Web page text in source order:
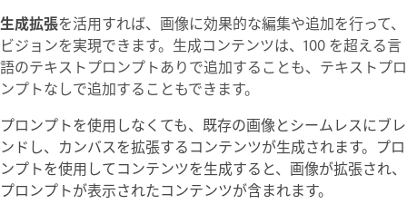
生成拡張を活用すれば、画像に効果的な編集や追加を行って、
ビジョンを実現できます。生成コンテンツは、100 を超える言
語のテキストプロンプトありで追加することも、テキストプロ
ンプトなしで追加することもできます。
プロンプトを使用しなくても、既存の画像とシームレスにブレ
ンドし、カンバスを拡張するコンテンツが生成されます。プロ
ンプトを使用してコンテンツを生成すると、画像が拡張され、
プロンプトが表示されたコンテンツが含まれます。